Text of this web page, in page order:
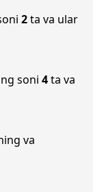
2ta va ular
soni 4ta va
va